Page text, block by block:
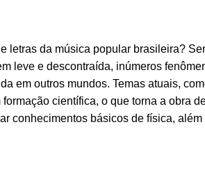
letras da música popular brasileira?
leve e descontraída, inúmeros
em outros mundos. Temas atuais,
científica, o que torna a obra
conhecimentos básicos de física,